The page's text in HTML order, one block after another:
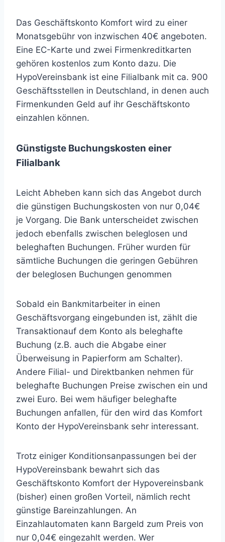
Das Geschäftskonto Komfort wird zu einer
Monatsgebühr von inzwischen 40€ angeboten.
Eine EC-Karte und zwei Firmenkreditkarten
gehören kostenlos zum Konto dazu. Die
HypoVereinsbank ist eine Filialbank mit ca. 900
Geschäftsstellen in Deutschland, in denen auch
Firmenkunden Geld auf ihr Geschäftskonto
einzahlen können.
Günstigste Buchungskosten einer
Filialbank
Leicht Abheben kann sich das Angebot durch
die günstigen Buchungskosten von nur 0,04€
je Vorgang. Die Bank unterscheidet zwischen
jedoch ebenfalls zwischen beleglosen und
beleghaften Buchungen. Früher wurden für
sämtliche Buchungen die geringen Gebühren
der beleglosen Buchungen genommen
Sobald ein Bankmitarbeiter in einen
Geschäftsvorgang eingebunden ist, zählt die
Transaktionauf dem Konto als beleghafte
Buchung (z.B. auch die Abgabe einer
Überweisung in Papierform am Schalter).
Andere Filial- und Direktbanken nehmen für
beleghafte Buchungen Preise zwischen ein und
zwei Euro. Bei wem häufiger beleghafte
Buchungen anfallen, für den wird das Komfort
Konto der HypoVereinsbank sehr interessant.
Trotz einiger Konditionsanpassungen bei der
HypoVereinsbank bewahrt sich das
Geschäftskonto Komfort der Hypovereinsbank
(bisher) einen großen Vorteil, nämlich recht
günstige Bareinzahlungen. An
Einzahlautomaten kann Bargeld zum Preis von
nur 0,04€ eingezahlt werden. Wer